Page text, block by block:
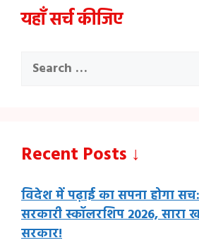
यहाँ सर्च कीजिए
Search
Recent Posts ↓
विदेश में पढ़ाई का सपना होगा
सरकारी स्कॉलरशिप 2026, सारा
सरकार!